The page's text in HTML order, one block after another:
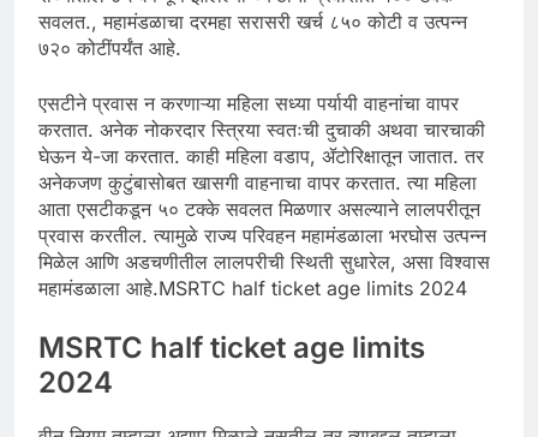
सवलत., महामंडळाचा दरमहा सरासरी खर्च ८५० कोटी व उत्पन्न
७२० कोटींपर्यंत आहे.
एसटीने प्रवास न करणाऱ्या महिला सध्या पर्यायी वाहनांचा वापर
करतात. अनेक नोकरदार स्त्रिया स्वतःची दुचाकी अथवा चारचाकी
घेऊन ये-जा करतात. काही महिला वडाप, ॲटोरिक्षातून जातात. तर
अनेकजण कुटुंबासोबत खासगी वाहनाचा वापर करतात. त्या महिला
आता एसटीकडून ५० टक्के सवलत मिळणार असल्याने लालपरीतून
प्रवास करतील. त्यामुळे राज्य परिवहन महामंडळाला भरघोस उत्पन्न
मिळेल आणि अडचणीतील लालपरीची स्थिती सुधारेल, असा विश्वास
महामंडळाला आहे.MSRTC half ticket age limits 2024
MSRTC half ticket age limits
2024